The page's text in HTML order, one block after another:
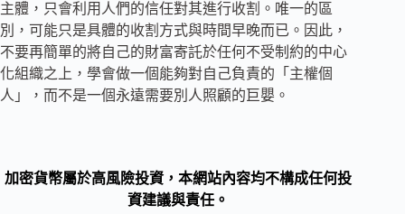
主體，只會利用人們的信任對其進行收割。唯一的區
別，可能只是具體的收割方式與時間早晚而已。因此，
不要再簡單的將自己的財富寄託於任何不受制約的中心
化組織之上，學會做一個能夠對自己負責的「主權個
人」，而不是一個永遠需要別人照顧的巨嬰。
加密貨幣屬於高風險投資，本網站內容均不構成任何投
資建議與責任。